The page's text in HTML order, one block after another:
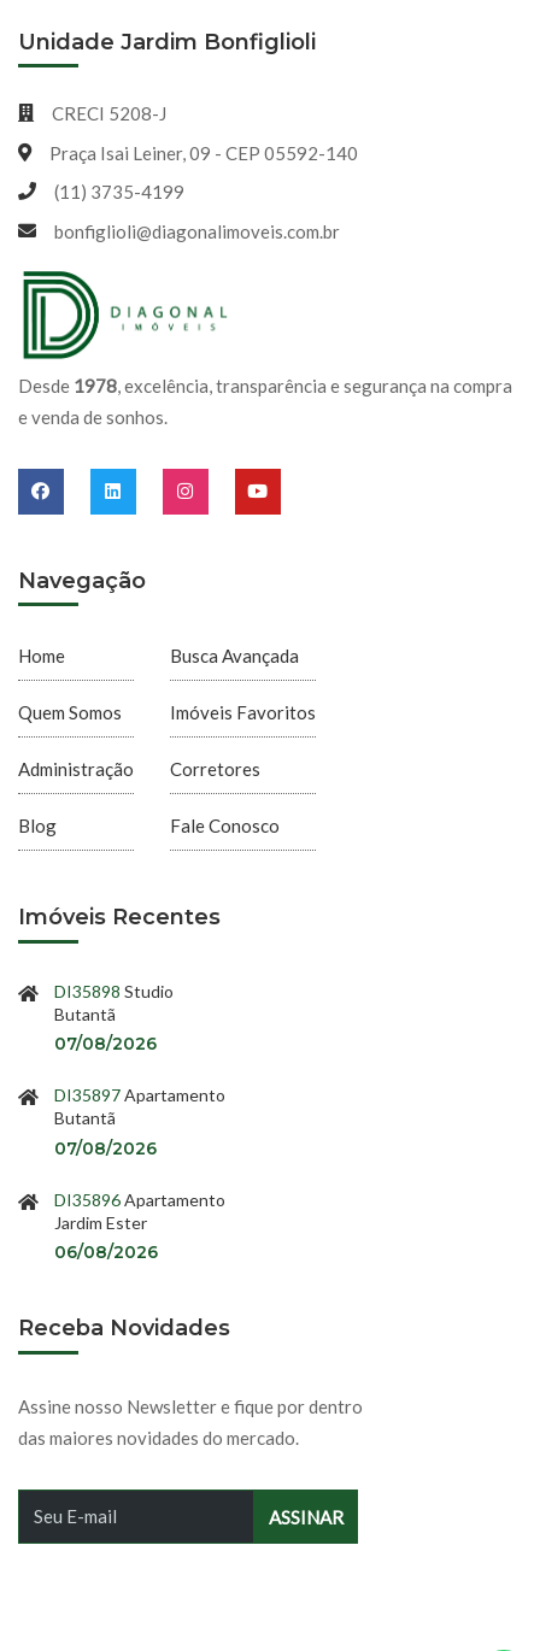
Desde 1978, excelência, transparência e segurança na compra
e venda de sonhos.
Navegação
Home
Quem Somos
Administração
Blog
Busca Avançada
Imóveis Favoritos
Corretores
Fale Conosco
Imóveis Recentes
DI35898 Studio
Butantã
07/08/2026
DI35897Apartamento
Butantã
07/08/2026
DI35896Apartamento
Jardim Ester
06/08/2026
Receba Novidades
Assine nosso Newsletter e fique por dentro
das maiores novidades do mercado.
Unidade Jardim Bonfiglioli
CRECI 5208-J
Praça Isai Leiner, 09 - CEP 05592-140
(11) 3735-4199
bonfiglioli@diagonalimoveis.com.br